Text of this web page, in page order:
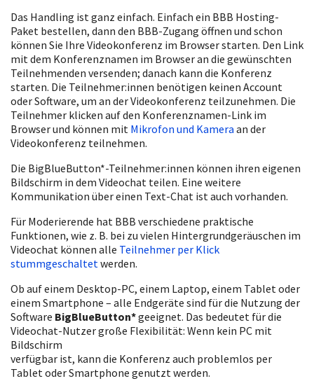
Das Handling ist ganz einfach. Einfach ein BBB Hosting-
Paket bestellen, dann den BBB-Zugang öffnen und schon
können Sie Ihre Videokonferenz im Browser starten. Den Link
mit dem Konferenznamen im Browser an die gewünschten
Teilnehmenden versenden; danach kann die Konferenz
starten. Die Teilnehmer:innen benötigen keinen Account
oder Software, um an der Videokonferenz teilzunehmen. Die
Teilnehmer klicken auf den Konferenznamen-Link im
Browser und können mit Mikrofon und Kamera an der
Videokonferenz teilnehmen.
Die BigBlueButton*-Teilnehmer:innen können ihren eigenen
Bildschirm in dem Videochat teilen. Eine weitere
Kommunikation über einen Text-Chat ist auch vorhanden.
Für Moderierende hat BBB verschiedene praktische
Funktionen, wie z. B. bei zu vielen Hintergrundgeräuschen im
Videochat können alle Teilnehmer per Klick
stummgeschaltetwerden.
Ob auf einem Desktop-PC, einem Laptop, einem Tablet oder
einem Smartphone – alle Endgeräte sind für die Nutzung der
Software BigBlueButton*geeignet. Das bedeutet für die
Videochat-Nutzer große Flexibilität: Wenn kein PC mit
Bildschirm
verfügbar ist, kann die Konferenz auch problemlos per
Tablet oder Smartphone genutzt werden.